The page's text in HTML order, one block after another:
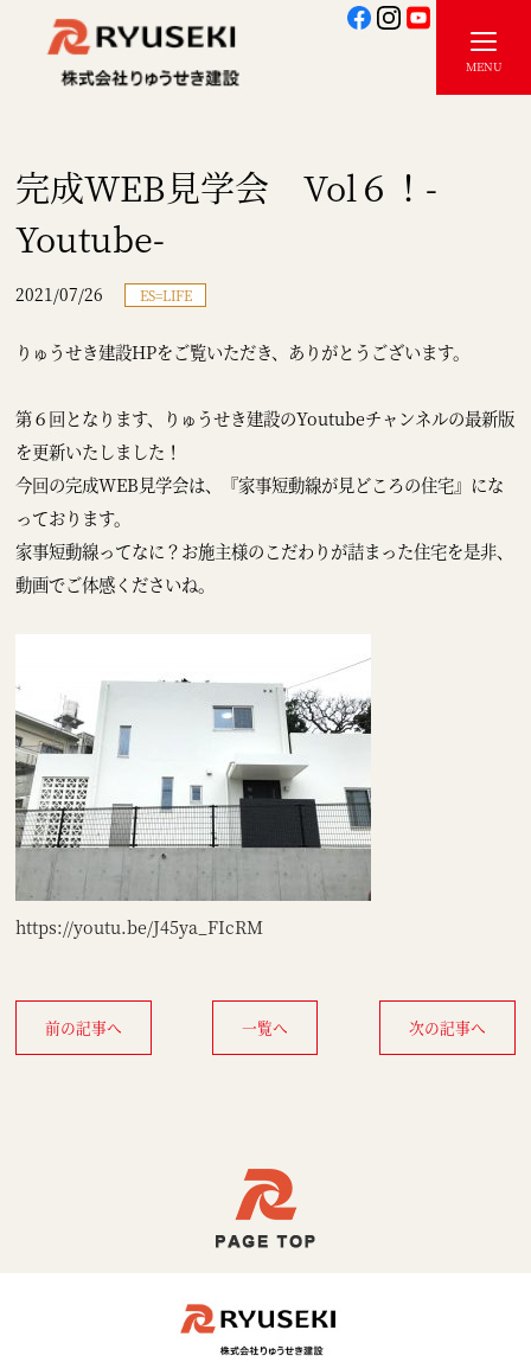
完成WEB見学会 Vol６！-
Youtube-
2021/07/26 ES=LIFE
りゅうせき建設HPをご覧いただき、ありがとうございます。
第６回となります、りゅうせき建設のYoutubeチャンネルの最新版
を更新いたしました！
今回の完成WEB見学会は、『家事短動線が見どころの住宅』にな
っております。
家事短動線ってなに？お施主様のこだわりが詰まった住宅を是非、
動画でご体感くださいね。
https://youtu.be/J45ya_FIcRM
前の記事へ 一覧へ 次の記事へ